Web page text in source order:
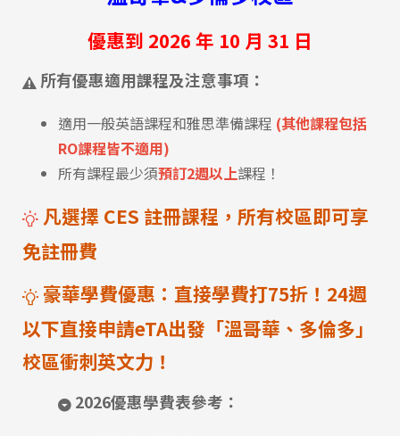
優惠到 2026 年 10 月 31 日
所有優惠適用課程及注意事項：
適用一般英語課程和雅思準備課程 (其他課程包括
RO課程皆不適用)
所有課程最少須預訂2週以上課程！
凡選擇 CES 註冊課程，所有校區即可享
免註冊費
豪華學費優惠：直接學費打75折！24週
以下直接申請eTA出發「溫哥華、多倫多」
校區衝刺英文力！
2026優惠學費表參考：